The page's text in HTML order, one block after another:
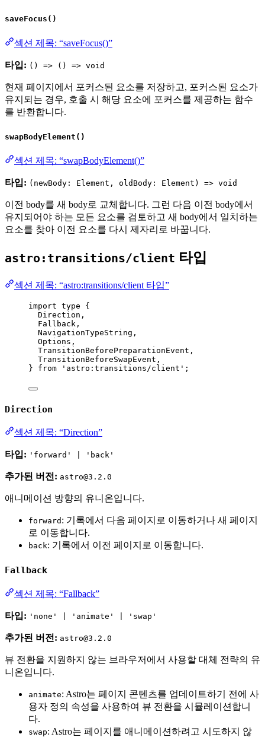
saveFocus()
섹션 제목: “saveFocus()”
타입: () => () => void
현재 페이지에서 포커스된 요소를 저장하고, 포커스된 요소가
유지되는 경우, 호출 시 해당 요소에 포커스를 제공하는 함수
를 반환합니다.
swapBodyElement()
섹션 제목: “swapBodyElement()”
타입: (newBody: Element, oldBody: Element) => void
이전 body를 새 body로 교체합니다. 그런 다음 이전 body에서
유지되어야 하는 모든 요소를 검토하고 새 body에서 일치하는
요소를 찾아 이전 요소를 다시 제자리로 바꿉니다.
astro:transitions/client 타입
섹션 제목: “astro:transitions/client 타입”
import type {
Direction,
Fallback,
NavigationTypeString,
Options,
TransitionBeforePreparationEvent,
TransitionBeforeSwapEvent,
} from ' astro:transitions/client ' ;
Direction
섹션 제목: “Direction”
타입: 'forward' | 'back'
추가된 버전: astro@3.2.0
애니메이션 방향의 유니온입니다.
forward : 기록에서 다음 페이지로 이동하거나 새 페이지
로 이동합니다.
back: 기록에서 이전 페이지로 이동합니다.
Fallback
섹션 제목: “Fallback”
타입: 'none' | 'animate' | 'swap'
추가된 버전: astro@3.2.0
뷰 전환을 지원하지 않는 브라우저에서 사용할 대체 전략의 유
니온입니다.
animate: Astro는 페이지 콘텐츠를 업데이트하기 전에 사
용자 정의 속성을 사용하여 뷰 전환을 시뮬레이션합니
다.
swap: Astro는 페이지를 애니메이션하려고 시도하지 않